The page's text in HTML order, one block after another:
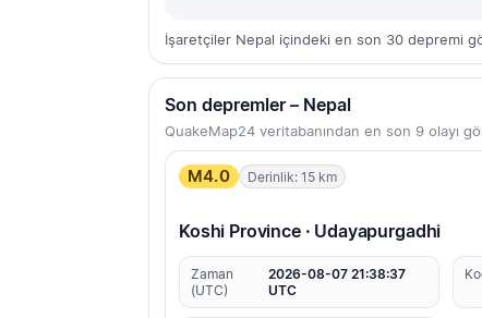
İşaretçiler Nepal içindeki en son 30 depremi
Son depremler – Nepal
QuakeMap24 veritabanından en son 9 olayı
M4.0 Derinlik: 15 km
Koshi Province · Udayapurgadhi
Zaman
(UTC)
2026-08-07 21:38:37
UTC